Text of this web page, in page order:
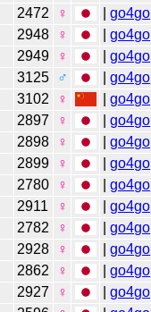
2472 ♀ |go4go
2948 ♀ |go4go
2949 ♀ |go4go
3125 ♂ |go4go
3102 ♀ |go4go
2897 ♀ |go4go
2898 ♀ |go4go
2899 ♀ |go4go
2780 ♀ |go4go
2911 ♀ |go4go
2782 ♀ |go4go
2928 ♀ |go4go
2862 ♀ |go4go
2927 ♀ |go4go